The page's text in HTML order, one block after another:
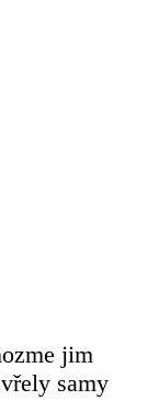
jim
samy